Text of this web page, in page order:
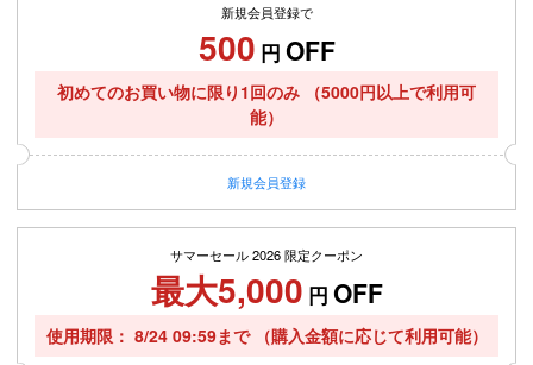
新規会員登録で
500 円 OFF
初めてのお買い物に限り1回のみ
（5000円以上で利用可
能）
新規会員登録
サマーセール 2026 限定クーポン
最大5,000 円 OFF
使用期限 8/24 09:59まで （購入金額に応じて利用可能）